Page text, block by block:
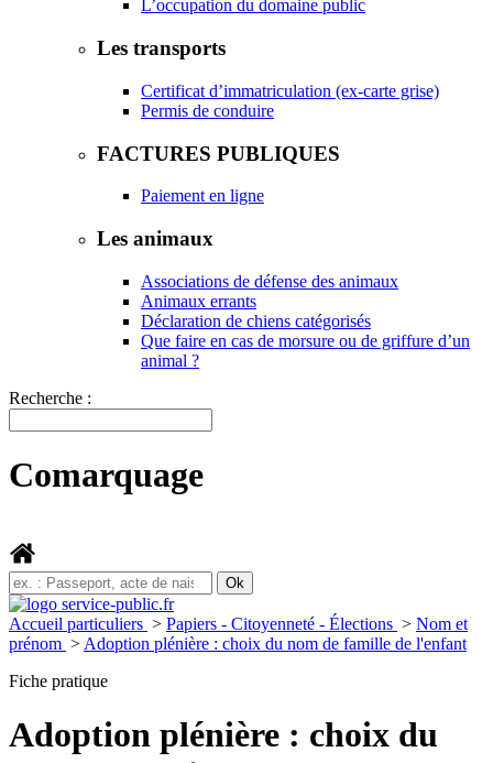
L’occupation du domaine public
Les transports
Certificat d’immatriculation (ex-carte grise)
Permis de conduire
FACTURES PUBLIQUES
Paiement en ligne
Les animaux
Associations de défense des animaux
Animaux errants
Déclaration de chiens catégorisés
Que faire en cas de morsure ou de griffure d’un
animal ?
Recherche :
Comarquage
Accueil particuliers > Papiers - Citoyenneté - Élections > Nom et
prénom > Adoption plénière : choix du nom de famille de l'enfant
Fiche pratique
Adoption plénière : choix du